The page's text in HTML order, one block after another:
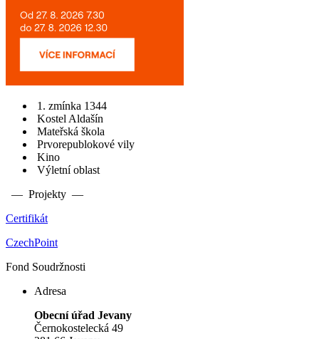
1. zmínka 1344
Kostel Aldašín
Mateřská škola
Prvorepublokové vily
Kino
Výletní oblast
— Projekty —
Certifikát
CzechPoint
Fond Soudržnosti
Adresa
Obecní úřad Jevany
Černokostelecká 49